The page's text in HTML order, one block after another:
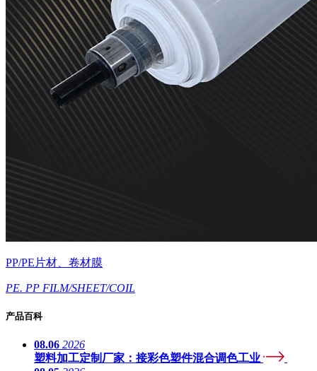
PP/PE片材、卷材膜
PE. PP FILM/SHEET/COIL
产品百科
08.06 2026
塑料加工定制厂家：接彩色塑件混合调色工业